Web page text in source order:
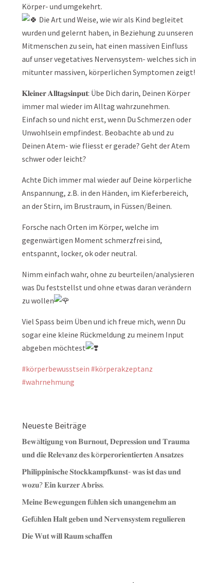
Körper- und umgekehrt.
Die Art und Weise, wie wir als Kind begleitet
wurden und gelernt haben, in Beziehung zu unseren
Mitmenschen zu sein, hat einen massiven Einfluss
auf unser vegetatives Nervensystem- welches sich in
mitunter massiven, körperlichen Symptomen zeigt!
𝐊𝐥𝐞𝐢𝐧𝐞𝐫 𝐀𝐥𝐥𝐭𝐚𝐠𝐬𝐢𝐧𝐩𝐮𝐭: Übe Dich darin, Deinen Körper
immer mal wieder im Alltag wahrzunehmen.
Einfach so und nicht erst, wenn Du Schmerzen oder
Unwohlsein empfindest. Beobachte ab und zu
Deinen Atem- wie fliesst er gerade? Geht der Atem
schwer oder leicht?
Achte Dich immer mal wieder auf Deine körperliche
Anspannung, z.B. in den Händen, im Kieferbereich,
an der Stirn, im Brustraum, in Füssen/Beinen.
Forsche nach Orten im Körper, welche im
gegenwärtigen Moment schmerzfrei sind,
entspannt, locker, ok oder neutral.
Nimm einfach wahr, ohne zu beurteilen/analysieren
was Du feststellst und ohne etwas daran verändern
zu wollen
Viel Spass beim Üben und ich freue mich, wenn Du
sogar eine kleine Rückmeldung zu meinem Input
abgeben möchtest
#körperbewusstsein #körperakzeptanz
#wahrnehmung
Neueste Beiträge
𝐁𝐞𝐰ä𝐥𝐭𝐢𝐠𝐮𝐧𝐠 𝐯𝐨𝐧 𝐁𝐮𝐫𝐧𝐨𝐮𝐭, 𝐃𝐞𝐩𝐫𝐞𝐬𝐬𝐢𝐨𝐧 𝐮𝐧𝐝 𝐓𝐫𝐚𝐮𝐦𝐚
𝐮𝐧𝐝 𝐝𝐢𝐞 𝐑𝐞𝐥𝐞𝐯𝐚𝐧𝐳 𝐝𝐞𝐬 𝐤ö𝐫𝐩𝐞𝐫𝐨𝐫𝐢𝐞𝐧𝐭𝐢𝐞𝐫𝐭𝐞𝐧 𝐀𝐧𝐬𝐚𝐭𝐳𝐞𝐬
𝐏𝐡𝐢𝐥𝐢𝐩𝐩𝐢𝐧𝐢𝐬𝐜𝐡𝐞 𝐒𝐭𝐨𝐜𝐤𝐤𝐚𝐦𝐩𝐟𝐤𝐮𝐧𝐬𝐭- 𝐰𝐚𝐬 𝐢𝐬𝐭 𝐝𝐚𝐬 𝐮𝐧𝐝
𝐰𝐨𝐳𝐮? 𝐄𝐢𝐧 𝐤𝐮𝐫𝐳𝐞𝐫 𝐀𝐛𝐫𝐢𝐬𝐬.
𝐌𝐞𝐢𝐧𝐞 𝐁𝐞𝐰𝐞𝐠𝐮𝐧𝐠𝐞𝐧 𝐟ü𝐡𝐥𝐞𝐧 𝐬𝐢𝐜𝐡 𝐮𝐧𝐚𝐧𝐠𝐞𝐧𝐞𝐡𝐦 𝐚𝐧
𝐆𝐞𝐟ü𝐡𝐥𝐞𝐧 𝐇𝐚𝐥𝐭 𝐠𝐞𝐛𝐞𝐧 𝐮𝐧𝐝 𝐍𝐞𝐫𝐯𝐞𝐧𝐬𝐲𝐬𝐭𝐞𝐦 𝐫𝐞𝐠𝐮𝐥𝐢𝐞𝐫𝐞𝐧
𝐃𝐢𝐞 𝐖𝐮𝐭 𝐰𝐢𝐥𝐥 𝐑𝐚𝐮𝐦 𝐬𝐜𝐡𝐚𝐟𝐟𝐞𝐧